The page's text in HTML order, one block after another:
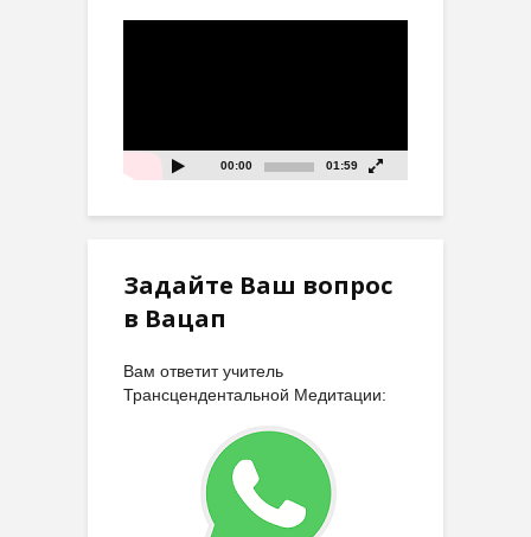
00:00 01:59
Задайте Ваш вопрос
в Вацап
Вам ответит учитель
Трансцендентальной Медитации: